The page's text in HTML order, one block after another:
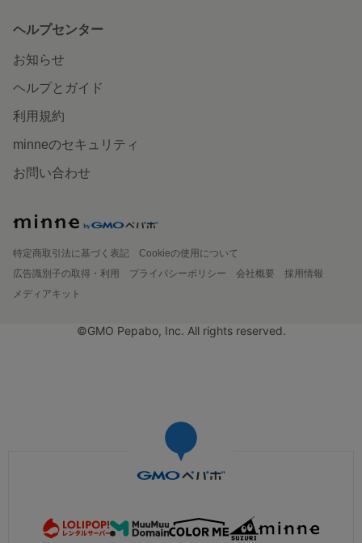
ヘルプセンター
お知らせ
ヘルプとガイド
利用規約
minneのセキュリティ
お問い合わせ
特定商取引法に基づく表記
Cookieの使用について
広告識別子の取得・利用
プライバシーポリシー 会社概要
採用情報
メディアキット
©GMO Pepabo, Inc. All rights reserved.